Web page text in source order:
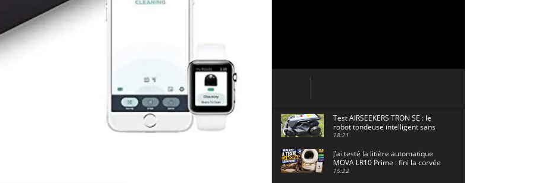
Test AIRSEEKERS TRON SE : le
robot tondeuse intelligent sans
câble pour 1500 m² !
18:21
J’ai testé la litière automatique
MOVA LR10 Prime : fini la corvée
? 🐱
15:22